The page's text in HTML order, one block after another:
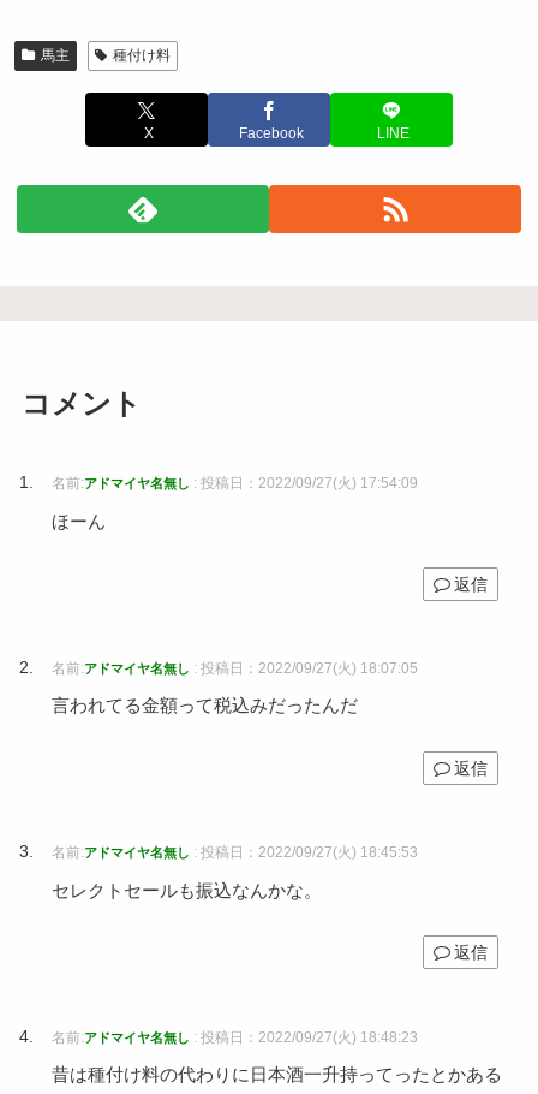
馬主 種付け料
X Facebook LINE
コメント
名前:アドマイヤ名無し : 投稿日：2022/09/27(火) 17:54:09
ほーん
返信
名前:アドマイヤ名無し : 投稿日：2022/09/27(火) 18:07:05
言われてる金額って税込みだったんだ
返信
名前:アドマイヤ名無し : 投稿日：2022/09/27(火) 18:45:53
セレクトセールも振込なんかな。
返信
名前:アドマイヤ名無し : 投稿日：2022/09/27(火) 18:48:23
昔は種付け料の代わりに日本酒一升持ってったとかある